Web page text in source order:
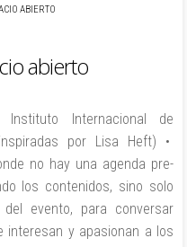
ABIERTO
abierto
Instituto Internacional de
por Lisa Heft) •
no hay una agenda pre-
los contenidos, sino solo
evento, para conversar
interesan y apasionan a los
usuario?
contraseña?